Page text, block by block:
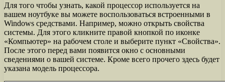
Для того чтобы узнать, какой процессор используется на
вашем ноутбуке вы можете воспользоваться встроенными в
Windows средствами. Например, можно открыть свойства
системы. Для этого кликните правой кнопкой по иконке
«Компьютер» на рабочем столе и выберите пункт «Свойства».
После этого перед вами появится окно с основными
сведениями о вашей системе. Кроме всего прочего здесь будет
указана модель процессора.